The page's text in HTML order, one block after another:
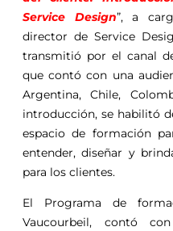
Service Design”, a
director de Service
transmitió por el canal
que contó con una
Argentina, Chile,
introducción, se habilitó
espacio de formación
entender, diseñar y
para los clientes.
El Programa de
Vaucourbeil, contó